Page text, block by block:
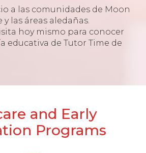
a las comunidades de Moon
y las áreas aledañas.
hoy mismo para conocer
educativa de Tutor Time de
and Early
Programs